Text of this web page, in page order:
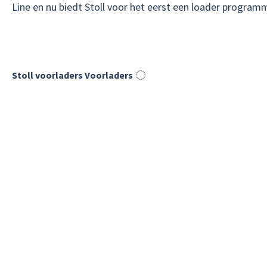
Line en nu biedt Stoll voor het eerst een loader
Stoll voorladers Voorladers